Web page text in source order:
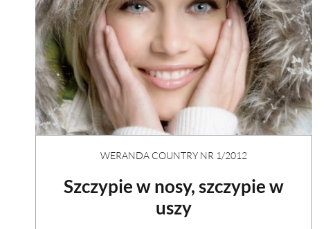
WERANDA COUNTRY NR 1/2012
Szczypie w nosy, szczypie w
uszy